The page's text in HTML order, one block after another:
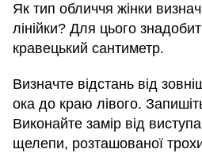
Як тип обличчя жінки
лінійки? Для цього
кравецький сантиметр.
Визначте відстань від
ока до краю лівого.
Виконайте замір від
щелепи, розташованої